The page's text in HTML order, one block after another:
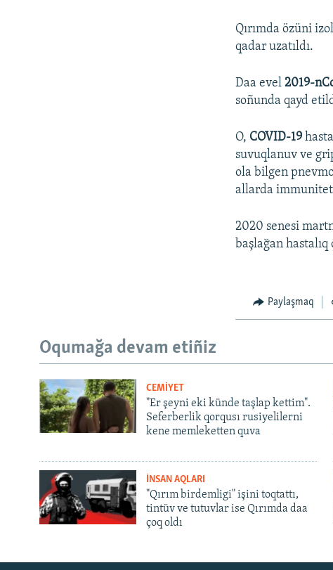
Русский
Qırımda özüni
qadar uzatıldı.
Daa evel2019-
soñunda qayd
O, COVID-19
suvuqlanuv ve
ola bilgen
allarda immunitet
2020 senesi
başlağan hastalıq
Paylaşmaq
Oqumağa devam etiñiz
CEMİYET
"Er şeyni eki künde taşlap kettim".
Seferberlik qorqusı rusiyelilerni
kene memleketten quva
İNSAN AQLARI
"Qırım birdemligi" işini toqtattı,
tintüv ve tutuvlar ise Qırımda daa
çoq oldı